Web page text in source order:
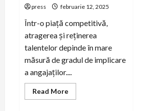
press februarie 12, 2025
Într-o piață competitivă,
atragerea și reținerea
talentelor depinde în mare
măsură de gradul de implicare
a angajaților....
Read MoreRead
more